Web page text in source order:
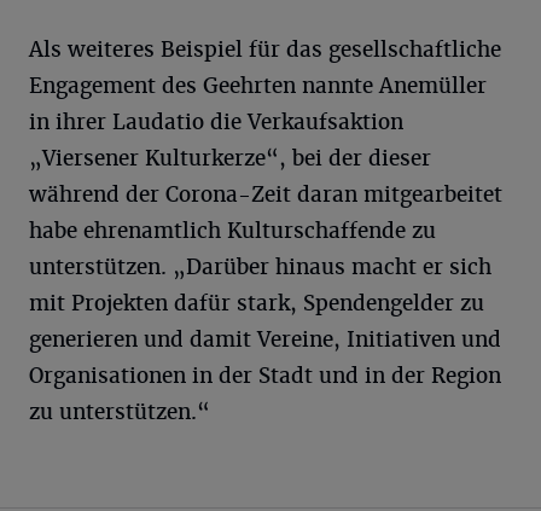
Als weiteres Beispiel für das gesellschaftliche
Engagement des Geehrten nannte Anemüller
in ihrer Laudatio die Verkaufsaktion
„Viersener Kulturkerze“, bei der dieser
während der Corona-Zeit daran mitgearbeitet
habe ehrenamtlich Kulturschaffende zu
unterstützen. „Darüber hinaus macht er sich
mit Projekten dafür stark, Spendengelder zu
generieren und damit Vereine, Initiativen und
Organisationen in der Stadt und in der Region
zu unterstützen.“